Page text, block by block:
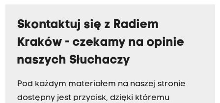
Skontaktuj się z Radiem
Kraków - czekamy na opinie
naszych Słuchaczy
Pod każdym materiałem na naszej stronie
dostępny jest przycisk, dzięki któremu